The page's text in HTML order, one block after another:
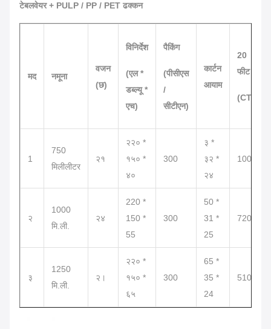
टेबलवेयर + PULP / PP / PET ढक्कन
मद नमूना
वजन
(छ)
विनिर्देश
(एल *
डब्ल्यू *
एच)
पैकिंग
(पीसीएस
/
सीटीएन)
कार्टन
आयाम
20
फीट
(CTN)
1
750
मिलीलीटर
२१
२२० *
१५० *
४०
300
३ *
३२ *
२४
1000
२
1000
मि.ली.
२४
220 *
150 *
55
300
50 *
31 *
25
720
३
1250
मि.ली.
२।
२२० *
१५० *
६५
300
65 *
35 *
24
510